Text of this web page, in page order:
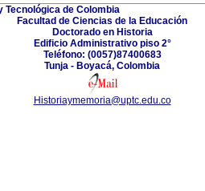
Tecnológica de Colombia
Facultad de Ciencias de la Educación
Doctorado en Historia
Edificio Administrativo piso 2°
Teléfono: (0057)87400683
Tunja - Boyacá, Colombia
Historiaymemoria@uptc.edu.co